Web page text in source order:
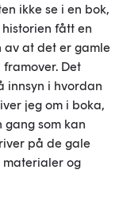
ikke se i en bok,
fått en
av at det er gamle
Det
innsyn i hvordan
jeg om i boka,
gang som kan
på de gale
materialer og